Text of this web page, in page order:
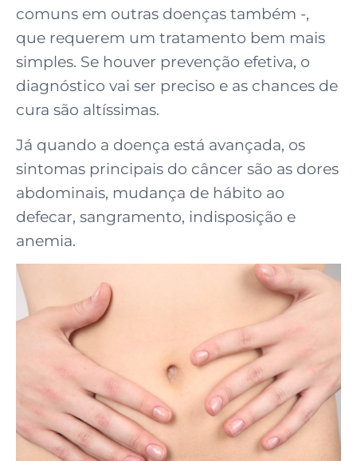
comuns em outras doenças também -,
que requerem um tratamento bem mais
simples. Se houver prevenção efetiva, o
diagnóstico vai ser preciso e as chances de
cura são altíssimas.
Já quando a doença está avançada, os
sintomas principais do câncer são as dores
abdominais, mudança de hábito ao
defecar, sangramento, indisposição e
anemia.